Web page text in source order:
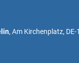
, Am Kirchenplatz,